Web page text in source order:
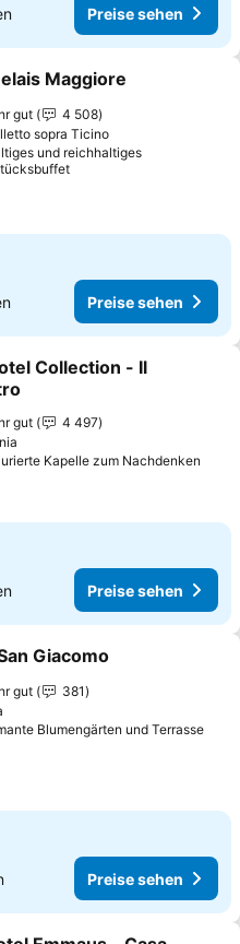
Preise sehen
Favoriten hinzufügen
Maggiore
gut
4 508
sopra Ticino
und reichhaltiges
Preise sehen
Favoriten hinzufügen
Collection - Il
gut
4 497
Kapelle zum Nachdenken
Preise sehen
Favoriten hinzufügen
Giacomo
gut
381
Blumengärten und Terrasse
Preise sehen